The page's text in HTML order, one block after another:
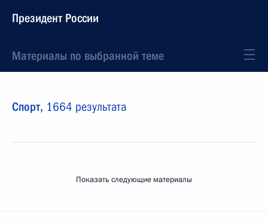
Президент России
Материалы по выбранной теме
Спорт, 1664 результата
Показать следующие материалы